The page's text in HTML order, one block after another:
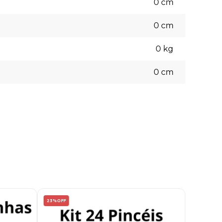
0 cm
0 cm
0 kg
0 cm
23% OFF